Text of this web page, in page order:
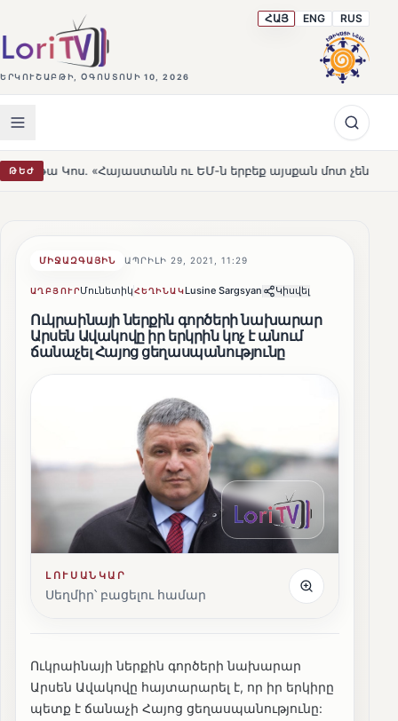
ԵՐԿՈՒՇԱԲԹԻ, ՕԳՈՍՏՈՍԻ 10, 2026
ՀԱՅ ENG RUS
ԹԵԺ
«Հայաստանն ու ԵՄ-ն երբեք այսքան մոտ չեն եղել» HOT
ՄԻՋԱԶԳԱՅԻՆ ԱՊՐԻԼԻ 29, 2021, 11:29
ԱՂԲՅՈՒՐՄունետիկՀԵՂԻՆԱԿLusine Sargsyan Կիսվել
Ուկրաինայի ներքին գործերի նախարար
Արսեն Ավակովը իր երկրին կոչ է անում
ճանաչել Հայոց ցեղասպանությունը
ԼՈՒՍԱՆԿԱՐ
Սեղմիր՝ բացելու համար
Ուկրաինայի ներքին գործերի նախարար
Արսեն Ավակովը հայտարարել է, որ իր երկիրը
պետք է ճանաչի Հայոց ցեղասպանությունը: